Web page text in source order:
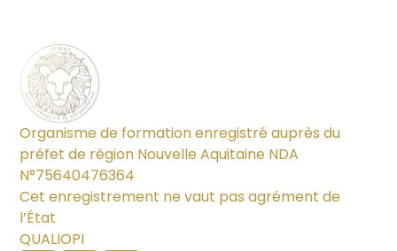
Organisme de formation enregistré auprès du
préfet de région Nouvelle Aquitaine NDA
N°75640476364
Cet enregistrement ne vaut pas agrément de
l’État
QUALIOPI